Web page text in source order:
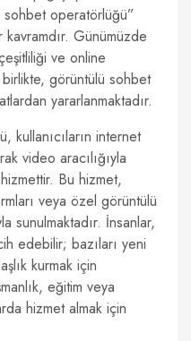
operatörlüğü”
Günümüzde
ve online
birlikte, görüntülü sohbet
yararlanmaktadır.
kullanıcıların internet
video aracılığıyla
Bu hizmet,
veya özel görüntülü
sunulmaktadır. İnsanlar,
edebilir; bazıları yeni
kurmak için
eğitim veya
hizmet almak için